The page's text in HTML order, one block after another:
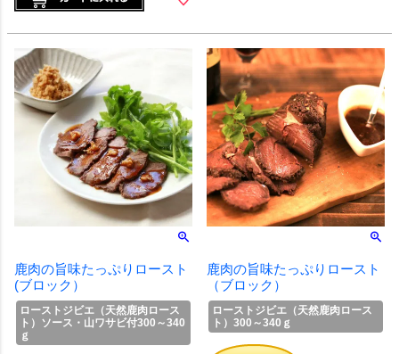
鹿肉の旨味たっぷりロースト
(ブロック）
ローストジビエ（天然鹿肉ロース
ト）ソース・山ワサビ付300～340
ｇ
鹿肉の旨味たっぷりロースト
（ブロック）
ローストジビエ（天然鹿肉ロース
ト）300～340ｇ